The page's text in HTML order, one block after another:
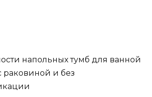
напольных тумб для ванной
раковиной и без